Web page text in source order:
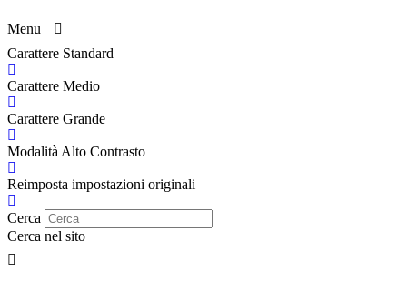
Menu
Carattere Standard
Carattere Medio
Carattere Grande
Modalità Alto Contrasto
Reimposta impostazioni originali
Cerca
Cerca nel sito